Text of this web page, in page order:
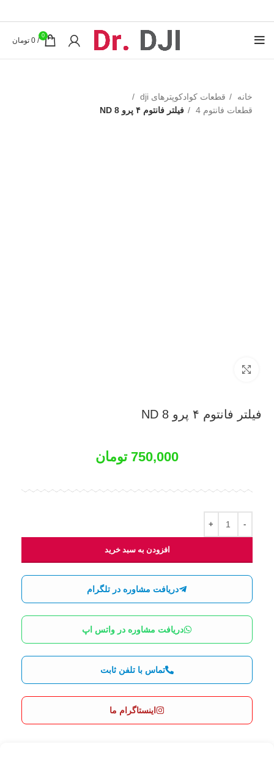
0
/
0 تومان
خانه
قطعات کوادکوپترهای dji
قطعات فانتوم 4
فیلتر فانتوم ۴ پرو ND 8
فیلتر فانتوم ۴ پرو ND 8
750,000 تومان
افزودن به سبد خرید
دریافت مشاوره در تلگرام
دریافت مشاوره در واتس اپ
تماس با تلفن ثابت
اینستاگرام ما